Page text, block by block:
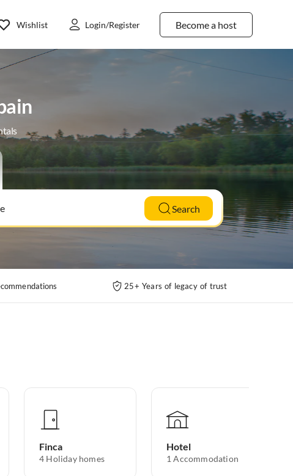
Become a host
Wishlist Login/Register
Search
25+ Years of legacy of trust
Finca
4 Holiday homes
Hotel
1 Accommodation